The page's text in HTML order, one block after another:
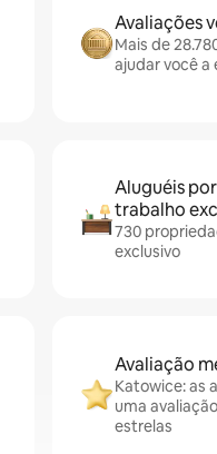
Avaliações
Mais de
ajudar você a
Aluguéis
trabalho
730
exclusivo
Avaliação
Katowice: as
uma
estrelas